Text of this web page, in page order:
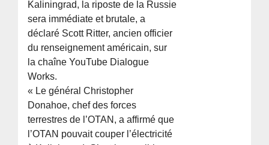
Kaliningrad, la riposte de la Russie
sera immédiate et brutale, a
déclaré Scott Ritter, ancien officier
du renseignement américain, sur
la chaîne YouTube Dialogue
Works.
« Le général Christopher
Donahoe, chef des forces
terrestres de l’OTAN, a affirmé que
l’OTAN pouvait couper l’électricité